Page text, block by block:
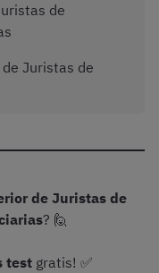
de
Juristas de
de Juristas de
? 🙋
test gratis! ✅